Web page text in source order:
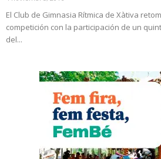
El Club de Gimnasia Rítmica de Xàtiva
competición con la participación de un
del...